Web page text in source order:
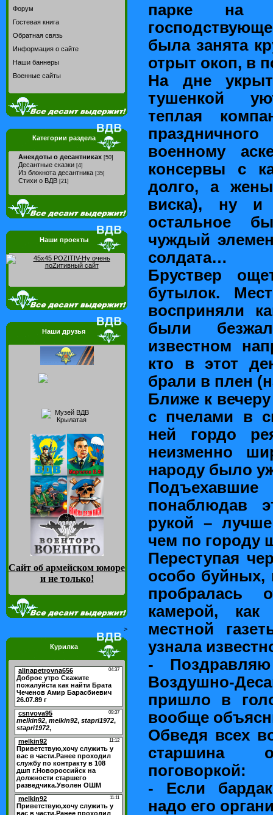
Форум
Гостевая книга
Обратная связь
Информация о сайте
Наши баннеры
Военные сайты
Категории раздела
Анекдоты о десантниках [50]
Десантные сказки [4]
Из блокнота десантника [35]
Стихи о ВДВ [21]
Наши проекты
Наши друзья
Сайт об армейском юморе
и не только!
>
Курилка
парке на
была занята
отрыт окоп, в
На дне
тушенкой
теплая
военному
консервы с
долго, а
виска), ну и
остальное
чуждый
солдата…
Бруствер
бутылок.
восприняли
были
известном
кто в этот
брали в плен
Ближе к вечеру
с пчелами в
ней гордо
неизменно
народу было
понаблюдав
рукой –
чем по городу
Переступая
особо буйных,
пробралась
камерой, как
местной
узнала
-
Воздушно-
пришло в
вообще
Обведя всех
старшина
поговоркой:
- Если
надо его